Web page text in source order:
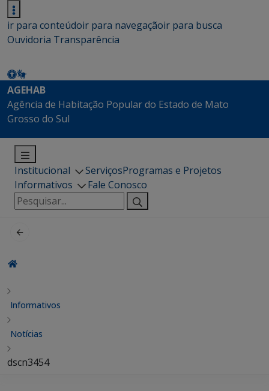
ir para conteúdoir para navegaçãoir para busca
Ouvidoria Transparência
AGEHAB
Agência de Habitação Popular do Estado de Mato
Grosso do Sul
Institucional ServiçosProgramas e Projetos
Informativos
Fale Conosco
Pesquisar
por:
Informativos
Notícias
dscn3454